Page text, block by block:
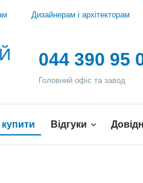
Дизайнерам і архітекторам
044 390 95
Головний офіс та завод
Відгуки